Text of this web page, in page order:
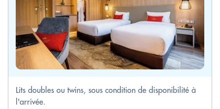
Lits doubles ou twins, sous condition de disponibilité à
l'arrivée.